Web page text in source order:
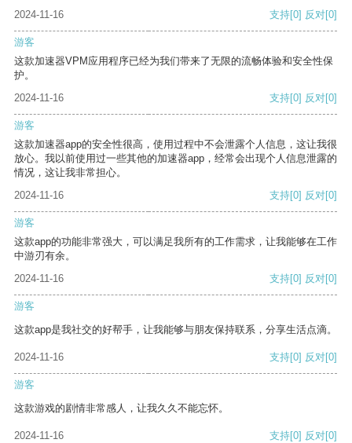
2024-11-16 支持[0] 反对[0]
游客
这款加速器VPM应用程序已经为我们带来了无限的流畅体验和安全性保
护。
2024-11-16
支持[0] 反对[0]
游客
这款加速器app的安全性很高，使用过程中不会泄露个人信息，这让我很
放心。我以前使用过一些其他的加速器app，经常会出现个人信息泄露的
情况，这让我非常担心。
2024-11-16
支持[0] 反对[0]
游客
这款app的功能非常强大，可以满足我所有的工作需求，让我能够在工作
中游刃有余。
2024-11-16
支持[0] 反对[0]
游客
这款app是我社交的好帮手，让我能够与朋友保持联系，分享生活点滴。
2024-11-16 支持[0] 反对[0]
游客
这款游戏的剧情非常感人，让我久久不能忘怀。
2024-11-16 支持[0] 反对[0]